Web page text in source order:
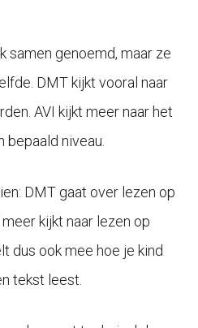
samen genoemd, maar ze
DMT kijkt vooral naar
AVI kijkt meer naar het
bepaald niveau.
DMT gaat over lezen op
kijkt naar lezen op
dus ook mee hoe je kind
tekst leest.